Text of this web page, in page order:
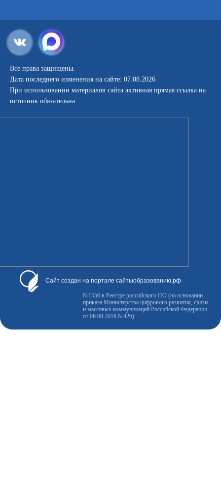
Все права защищены.
Дата последнего изменения на сайте: 07.08.2026
При использовании материалов сайта активная прямая ссылка на
источник обязательна
Сайт создан на портале сайтыобразованию.рф
№1556 в Реестре российского ПО (на основании
приказа Министерства цифрового развития, связи
и массовых коммуникаций Российской Федерации
от 06.09.2016 №426)